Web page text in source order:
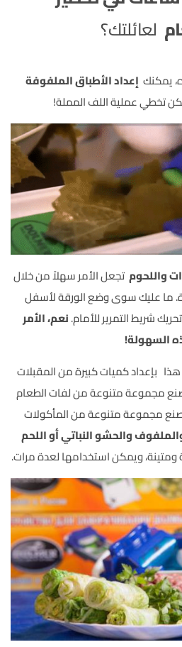
لعائلتك؟
يمكنك إعداد الأطباق الملفوفة
تخطي عملية اللف المملة!
واللحوم تجعل الأمر سهلاً من خلال
ما عليك سوى وضع الورقة لأسفل
شريط التمرير للأمام.نعم، الأمر
السهولة!
هذا بإعداد كميات كبيرة من المقبلات
مجموعة متنوعة من لفات الطعام
صنع مجموعة متنوعة من المأكولات
والحشو النباتي أو اللحم
ويمكن استخدامها لعدة مرات.